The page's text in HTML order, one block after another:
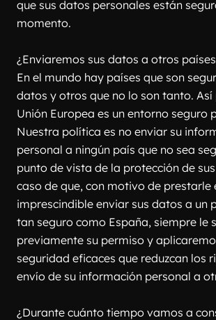
que sus datos personales están
momento.
¿Enviaremos sus datos a otros
En el mundo hay países que son
datos y otros que no lo son tanto.
Unión Europea es un entorno seguro
Nuestra política es no enviar su
personal a ningún país que no sea
punto de vista de la protección de
caso de que, con motivo de prestarle
imprescindible enviar sus datos a un
tan seguro como España, siempre le
previamente su permiso y
seguridad eficaces que reduzcan los
envío de su información personal a
¿Durante cuánto tiempo vamos a